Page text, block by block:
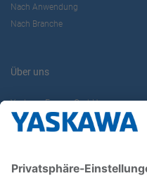
Nach Anwendung
Nach Branche
Über uns
Yaskawa Europe GmbH
Karriere
Newsletter